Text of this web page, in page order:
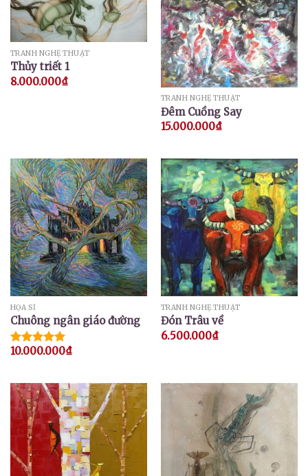
TRANH NGHỆ THUẬT
Thủy triết 1
8.000.000₫
TRANH NGHỆ THUẬT
Đêm Cuồng Say
15.000.000₫
HỌA SĨ
Chuông ngân giáo đường
Được xếp
10.000.000₫
TRANH NGHỆ THUẬT
Đón Trâu về
6.500.000₫